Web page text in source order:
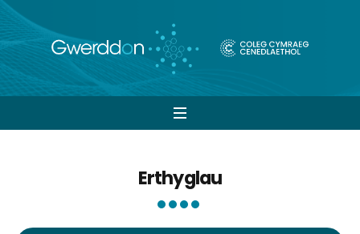
Open
Erthyglau